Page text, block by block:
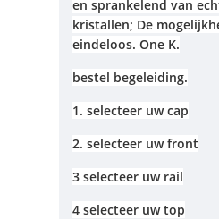
en sprankelend van
kristallen; De
eindeloos. One K.
bestel begeleiding.
1. selecteer uw cap
2. selecteer uw front
3 selecteer uw rail
4 selecteer uw top